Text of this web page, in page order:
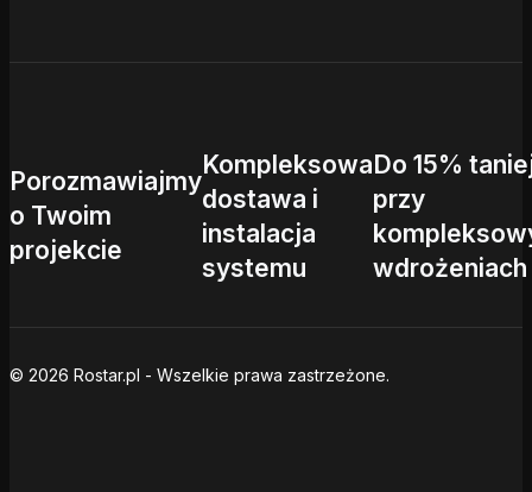
Porozmawiajmy
o Twoim
projekcie
Kompleksowa
dostawa i
instalacja
systemu
Do 15%
przy
wdrożeniach
© 2026 Rostar.pl - Wszelkie prawa zastrzeżone.